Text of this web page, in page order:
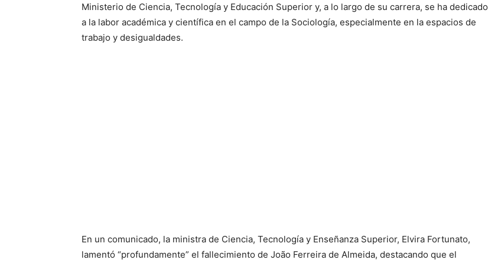
Ministerio de Ciencia, Tecnología y Educación Superior y, a lo largo de su carrera, se ha dedicado
a la labor académica y científica en el campo de la Sociología, especialmente en la espacios de
trabajo y desigualdades.
En un comunicado, la ministra de Ciencia, Tecnología y Enseñanza Superior, Elvira Fortunato,
lamentó “profundamente” el fallecimiento de João Ferreira de Almeida, destacando que el